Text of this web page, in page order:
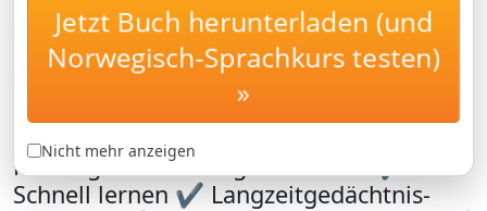
AUFBAUKURS
Norwegisch für
Fortgeschrittene: Lernen
Sie den Norwegisch-
Aufbauwortschatz B1 und B2
Norwegisch für Fortgeschrittene ✔
Schnell lernen ✔ Langzeitgedächtnis-
Jetzt Buch herunterladen (und
Norwegisch-Sprachkurs testen)
»
Nicht mehr anzeigen